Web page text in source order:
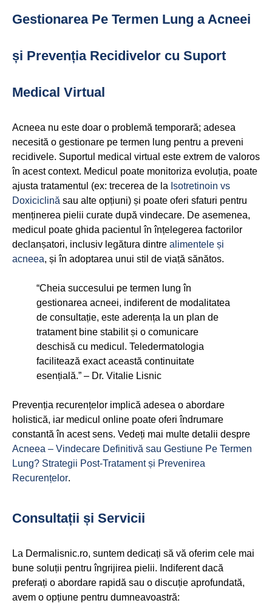
Gestionarea Pe Termen Lung a Acneei
și Prevenția Recidivelor cu Suport
Medical Virtual
Acneea nu este doar o problemă temporară; adesea
necesită o gestionare pe termen lung pentru a preveni
recidivele. Suportul medical virtual este extrem de valoros
în acest context. Medicul poate monitoriza evoluția, poate
ajusta tratamentul (ex: trecerea de la Isotretinoin vs
Doxiciclină sau alte opțiuni) și poate oferi sfaturi pentru
menținerea pielii curate după vindecare. De asemenea,
medicul poate ghida pacientul în înțelegerea factorilor
declanșatori, inclusiv legătura dintre alimentele și
acneea, și în adoptarea unui stil de viață sănătos.
“Cheia succesului pe termen lung în
gestionarea acneei, indiferent de modalitatea
de consultație, este aderența la un plan de
tratament bine stabilit și o comunicare
deschisă cu medicul. Teledermatologia
facilitează exact această continuitate
esențială.” – Dr. Vitalie Lisnic
Prevenția recurențelor implică adesea o abordare
holistică, iar medicul online poate oferi îndrumare
constantă în acest sens. Vedeți mai multe detalii despre
Acneea – Vindecare Definitivă sau Gestiune Pe Termen
Lung? Strategii Post-Tratament și Prevenirea
Recurențelor.
Consultații și Servicii
La Dermalisnic.ro, suntem dedicați să vă oferim cele mai
bune soluții pentru îngrijirea pielii. Indiferent dacă
preferați o abordare rapidă sau o discuție aprofundată,
avem o opțiune pentru dumneavoastră: